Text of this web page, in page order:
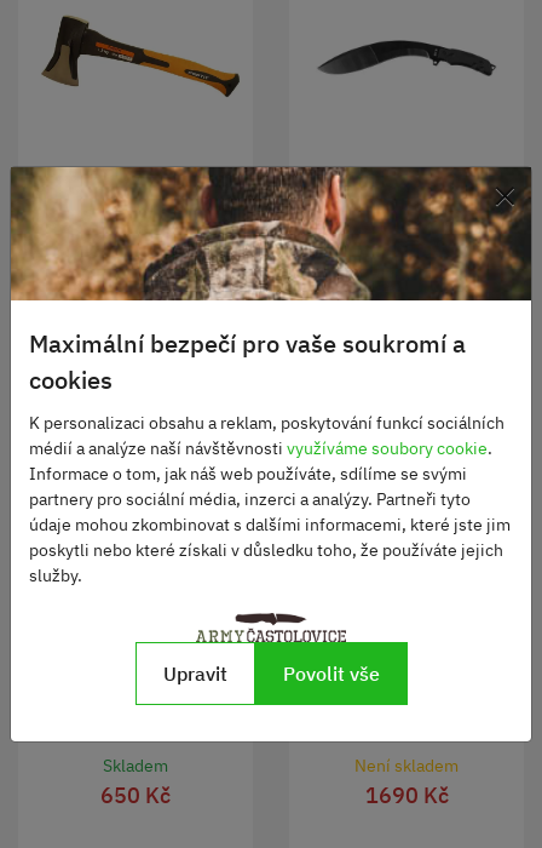
Štípací sekera
Skladem
450 Kč
DO KOŠÍKU
Mačeta Kukri černá
Skladem
1350 Kč
DO KOŠÍKU
Mačeta Festa 49 cm
Skladem
650 Kč
Sekera hasičská zásahová
Není skladem
1690 Kč
×
Maximální bezpečí pro vaše soukromí a
cookies
K personalizaci obsahu a reklam, poskytování funkcí sociálních
médií a analýze naší návštěvnosti využíváme soubory cookie.
Informace o tom, jak náš web používáte, sdílíme se svými
partnery pro sociální média, inzerci a analýzy. Partneři tyto
údaje mohou zkombinovat s dalšími informacemi, které jste jim
poskytli nebo které získali v důsledku toho, že používáte jejich
služby.
Upravit Povolit vše